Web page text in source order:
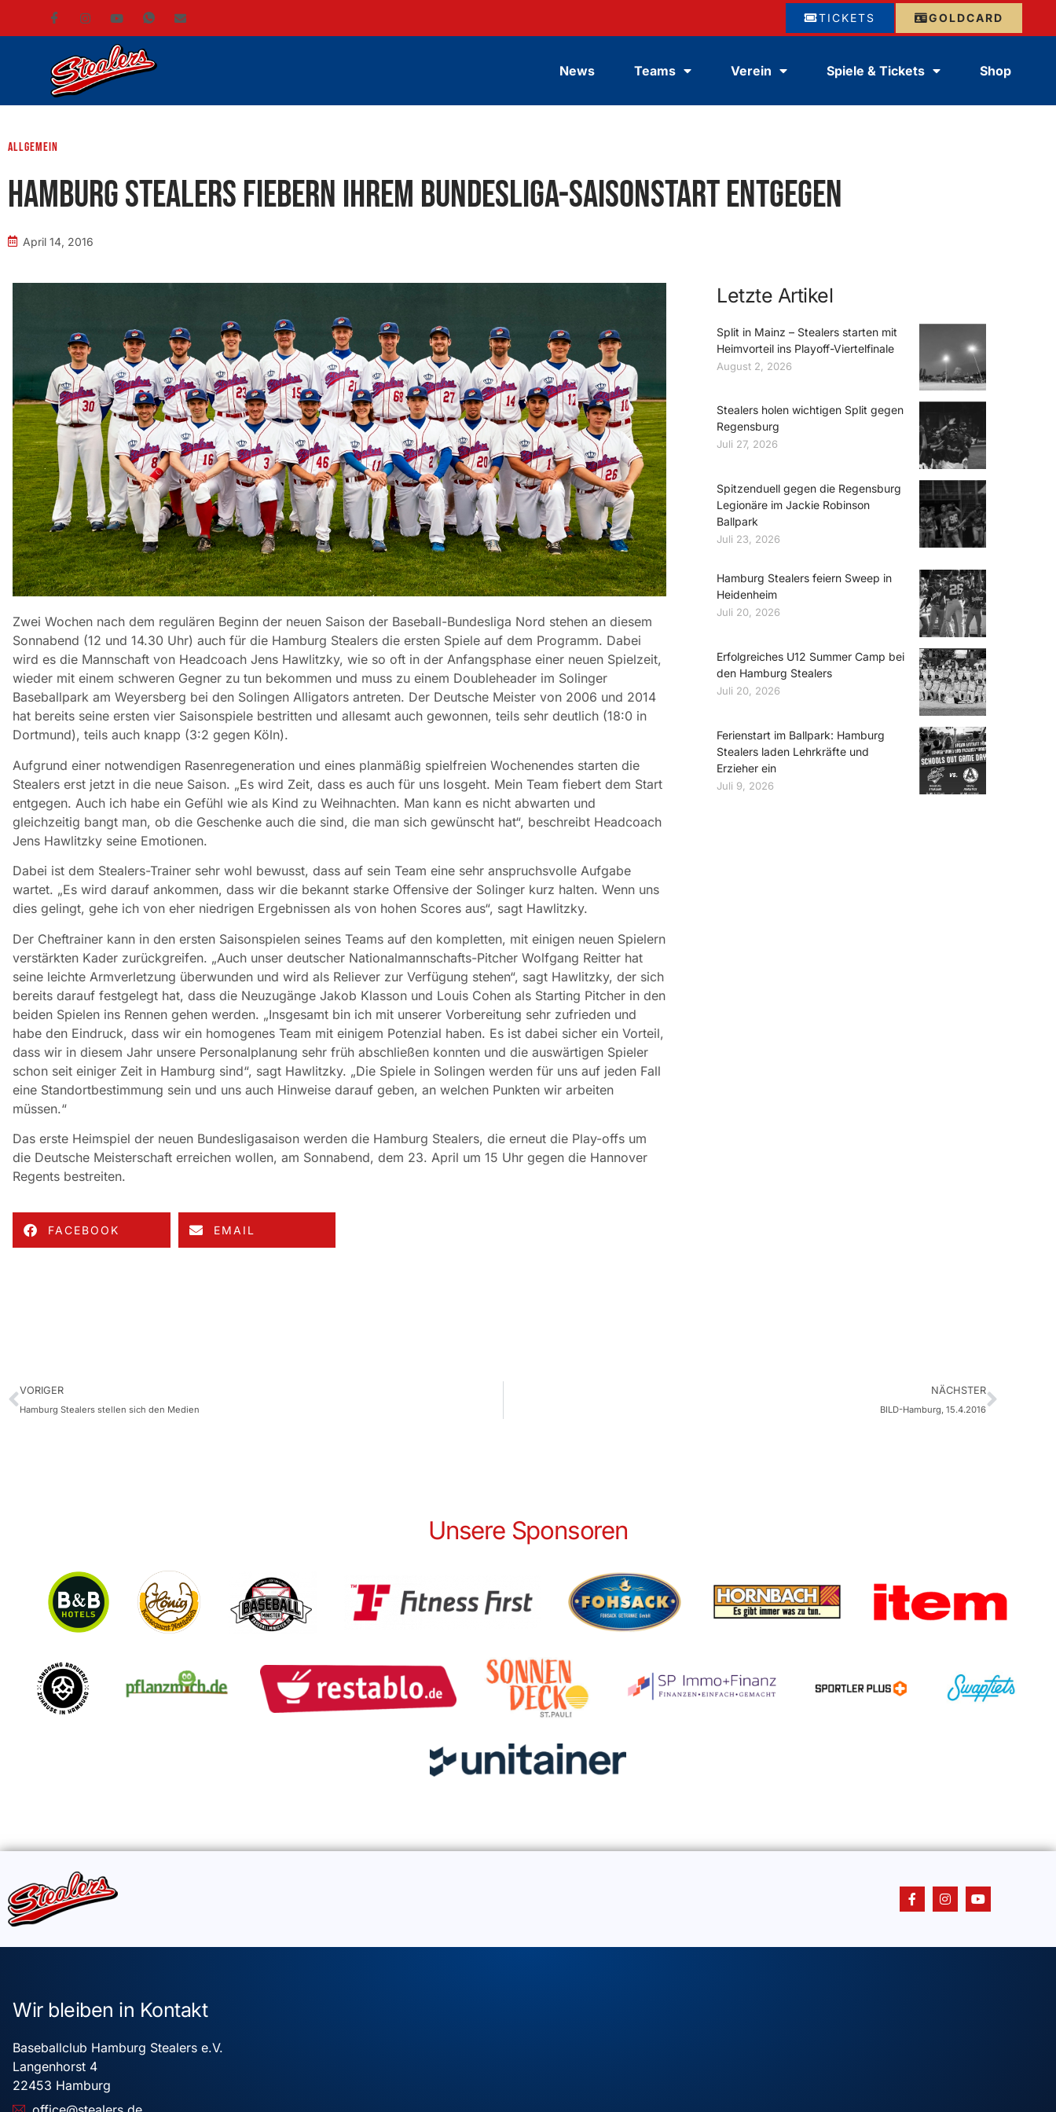
GOLDCARD
TICKETS
News Teams Verein Spiele & Tickets Shop
Allgemein
Hamburg Stealers fiebern ihrem Bundesliga-Saisonstart entgegen
April 14, 2016
Zwei Wochen nach dem regulären Beginn der neuen Saison der Baseball-Bundesliga Nord stehen an diesem
Sonnabend (12 und 14.30 Uhr) auch für die Hamburg Stealers die ersten Spiele auf dem Programm. Dabei
wird es die Mannschaft von Headcoach Jens Hawlitzky, wie so oft in der Anfangsphase einer neuen Spielzeit,
wieder mit einem schweren Gegner zu tun bekommen und muss zu einem Doubleheader im Solinger
Baseballpark am Weyersberg bei den Solingen Alligators antreten. Der Deutsche Meister von 2006 und 2014
hat bereits seine ersten vier Saisonspiele bestritten und allesamt auch gewonnen, teils sehr deutlich (18:0 in
Dortmund), teils auch knapp (3:2 gegen Köln).
Aufgrund einer notwendigen Rasenregeneration und eines planmäßig spielfreien Wochenendes starten die
Stealers erst jetzt in die neue Saison. „Es wird Zeit, dass es auch für uns losgeht. Mein Team fiebert dem Start
entgegen. Auch ich habe ein Gefühl wie als Kind zu Weihnachten. Man kann es nicht abwarten und
gleichzeitig bangt man, ob die Geschenke auch die sind, die man sich gewünscht hat“, beschreibt Headcoach
Jens Hawlitzky seine Emotionen.
Dabei ist dem Stealers-Trainer sehr wohl bewusst, dass auf sein Team eine sehr anspruchsvolle Aufgabe
wartet. „Es wird darauf ankommen, dass wir die bekannt starke Offensive der Solinger kurz halten. Wenn uns
dies gelingt, gehe ich von eher niedrigen Ergebnissen als von hohen Scores aus“, sagt Hawlitzky.
Der Cheftrainer kann in den ersten Saisonspielen seines Teams auf den kompletten, mit einigen neuen Spielern
verstärkten Kader zurückgreifen. „Auch unser deutscher Nationalmannschafts-Pitcher Wolfgang Reitter hat
seine leichte Armverletzung überwunden und wird als Reliever zur Verfügung stehen“, sagt Hawlitzky, der sich
bereits darauf festgelegt hat, dass die Neuzugänge Jakob Klasson und Louis Cohen als Starting Pitcher in den
beiden Spielen ins Rennen gehen werden. „Insgesamt bin ich mit unserer Vorbereitung sehr zufrieden und
habe den Eindruck, dass wir ein homogenes Team mit einigem Potenzial haben. Es ist dabei sicher ein Vorteil,
dass wir in diesem Jahr unsere Personalplanung sehr früh abschließen konnten und die auswärtigen Spieler
schon seit einiger Zeit in Hamburg sind“, sagt Hawlitzky. „Die Spiele in Solingen werden für uns auf jeden Fall
eine Standortbestimmung sein und uns auch Hinweise darauf geben, an welchen Punkten wir arbeiten
müssen.“
Das erste Heimspiel der neuen Bundesligasaison werden die Hamburg Stealers, die erneut die Play-offs um
die Deutsche Meisterschaft erreichen wollen, am Sonnabend, dem 23. April um 15 Uhr gegen die Hannover
Regents bestreiten.
FACEBOOK EMAIL
Letzte Artikel
Split in Mainz – Stealers starten mit
Heimvorteil ins Playoff-Viertelfinale
August 2, 2026
Stealers holen wichtigen Split gegen
Regensburg
Juli 27, 2026
Spitzenduell gegen die Regensburg
Legionäre im Jackie Robinson
Ballpark
Juli 23, 2026
Hamburg Stealers feiern Sweep in
Heidenheim
Juli 20, 2026
Erfolgreiches U12 Summer Camp bei
den Hamburg Stealers
Juli 20, 2026
Ferienstart im Ballpark: Hamburg
Stealers laden Lehrkräfte und
Erzieher ein
Juli 9, 2026
VORIGER
Hamburg Stealers stellen sich den Medien
NÄCHSTER
BILD-Hamburg, 15.4.2016
Unsere Sponsoren
Wir bleiben in Kontakt
Baseballclub Hamburg Stealers e.V.
Langenhorst 4
22453 Hamburg